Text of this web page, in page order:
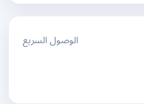
الوصول السريع